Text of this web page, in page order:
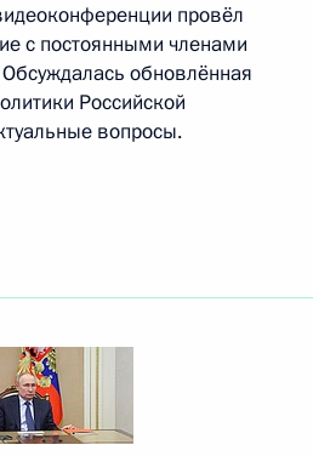
провёл
с постоянными членами
обновлённая
Российской
вопросы.